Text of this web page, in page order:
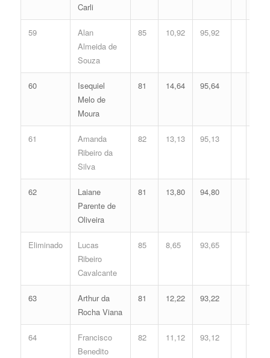
Carli
59
Alan
Almeida de
Souza
85 10,92 95,92
60
Isequiel
Melo de
Moura
81 14,64 95,64
61
Amanda
Ribeiro da
Silva
82 13,13 95,13
62
Laiane
Parente de
Oliveira
81 13,80 94,80
Eliminado
Lucas
Ribeiro
Cavalcante
85 8,65 93,65
63
Arthur da
Rocha Viana
81 12,22 93,22
64
Francisco
Benedito
82 11,12 93,12